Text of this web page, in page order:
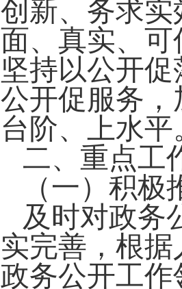
创新、务求
面、真实、
坚持以公开
公开促服务
台阶、上水平
二、重点工
（一）积
及时对政务
实完善，根
政务公开工